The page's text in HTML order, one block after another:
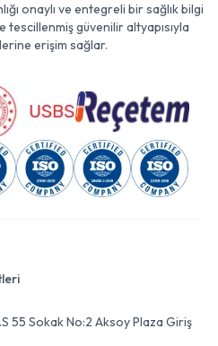
onaylı ve entegreli bir sağlık bilgi
güvenilir altyapısıyla
erişim sağlar.
55 Sokak No:2 Aksoy Plaza Giriş